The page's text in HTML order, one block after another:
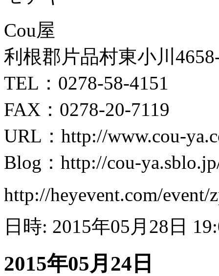
Cou屋
利根郡片品村東小川
TEL：0278-58-4151
FAX：0278-20-7119
URL：http://www.cou-
Blog：http://cou-
http://heyevent.com/event/
日時: 2015年05月28日
2015年05月24日